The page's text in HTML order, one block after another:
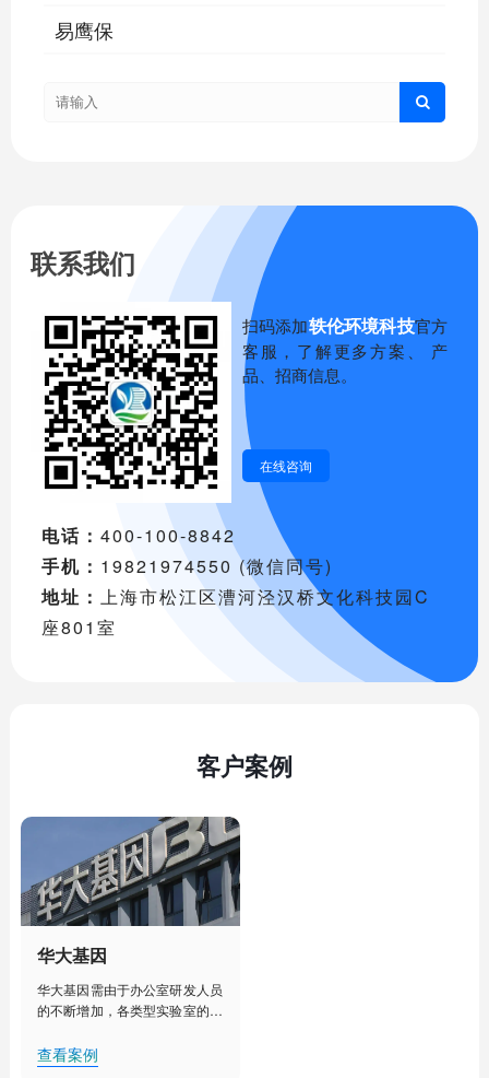
易鹰保
联系我们
扫码添加轶伦环境科技官方
客服，了解更多方案、 产
品、招商信息。
在线咨询
电话： 400-100-8842
手机： 19821974550 (微信同号)
地址： 上海市松江区漕河泾汉桥文化科技园C
座801室
客户案例
华大基因
华大基因需由于办公室研发人员
的不断增加，各类型实验室的建
其对办公室、实验室、实验室设
备更加细致化管理的需求。需要
查看案例